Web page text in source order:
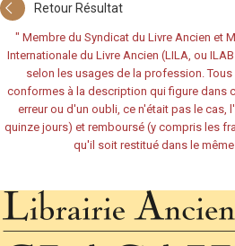
Retour Résultat
" Membre du Syndicat du Livre Ancien et
Internationale du Livre Ancien (LILA, ou
selon les usages de la profession.
conformes à la description qui figure dans
erreur ou d'un oubli, ce n'était pas le cas,
quinze jours) et remboursé (y compris les
qu'il soit restitué dans le